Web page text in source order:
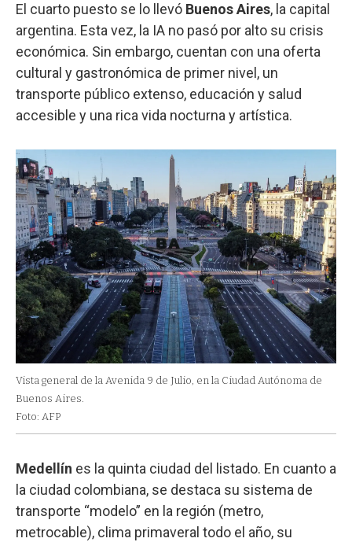
El cuarto puesto se lo llevó Buenos Aires, la capital
argentina. Esta vez, la IA no pasó por alto su crisis
económica. Sin embargo, cuentan con una oferta
cultural y gastronómica de primer nivel, un
transporte público extenso, educación y salud
accesible y una rica vida nocturna y artística.
Vista general de la Avenida 9 de Julio, en la Ciudad Autónoma de
Buenos Aires.
Foto: AFP
Medellín es la quinta ciudad del listado. En cuanto a
la ciudad colombiana, se destaca su sistema de
transporte “modelo” en la región (metro,
metrocable), clima primaveral todo el año, su